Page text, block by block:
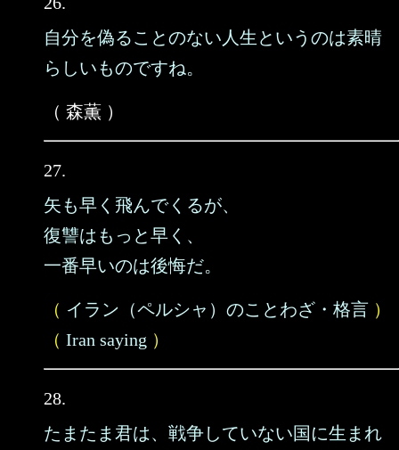
自分を偽ることのない人生というのは素晴
らしいものですね。
（ 森薫 ）
27.
矢も早く飛んでくるが、
復讐はもっと早く、
一番早いのは後悔だ。
（ イラン（ペルシャ）のことわざ・格言 ）
（ Iran saying ）
28.
たまたま君は、戦争していない国に生まれ